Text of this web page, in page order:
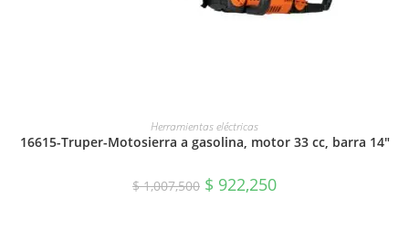
LEER MÁS
Herramientas eléctricas
16615-Truper-Motosierra a gasolina, motor 33 cc, barra 14″
$1,007,500 $ 922,250